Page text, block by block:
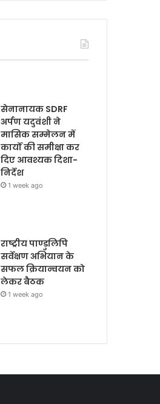
सेनानायक SDRF
अर्पण यदुवंशी ने
मासिक सम्मेलन में
कार्यों की समीक्षा कर
दिए आवश्यक दिशा-
निर्देश
1 week ago
राष्ट्रीय पाण्डुलिपि
सर्वेक्षण अभियान के
सफल क्रियान्वयन को
लेकर बैठक
1 week ago